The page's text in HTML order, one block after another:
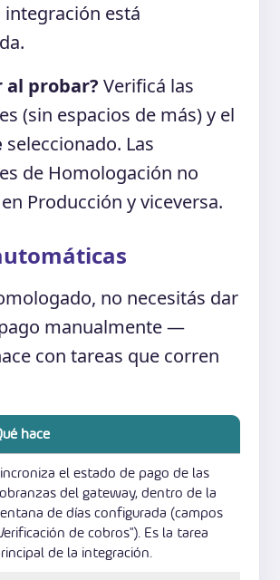
está
al probar? Verificá las
(sin espacios de más) y el
seleccionado. Las
de Homologación no
Producción y viceversa.
no necesitás dar
manualmente —
con tareas que corren
hace
el estado de pago de las
del gateway, dentro de la
de días configurada (campos
de cobros"). Es la tarea
de la integración.